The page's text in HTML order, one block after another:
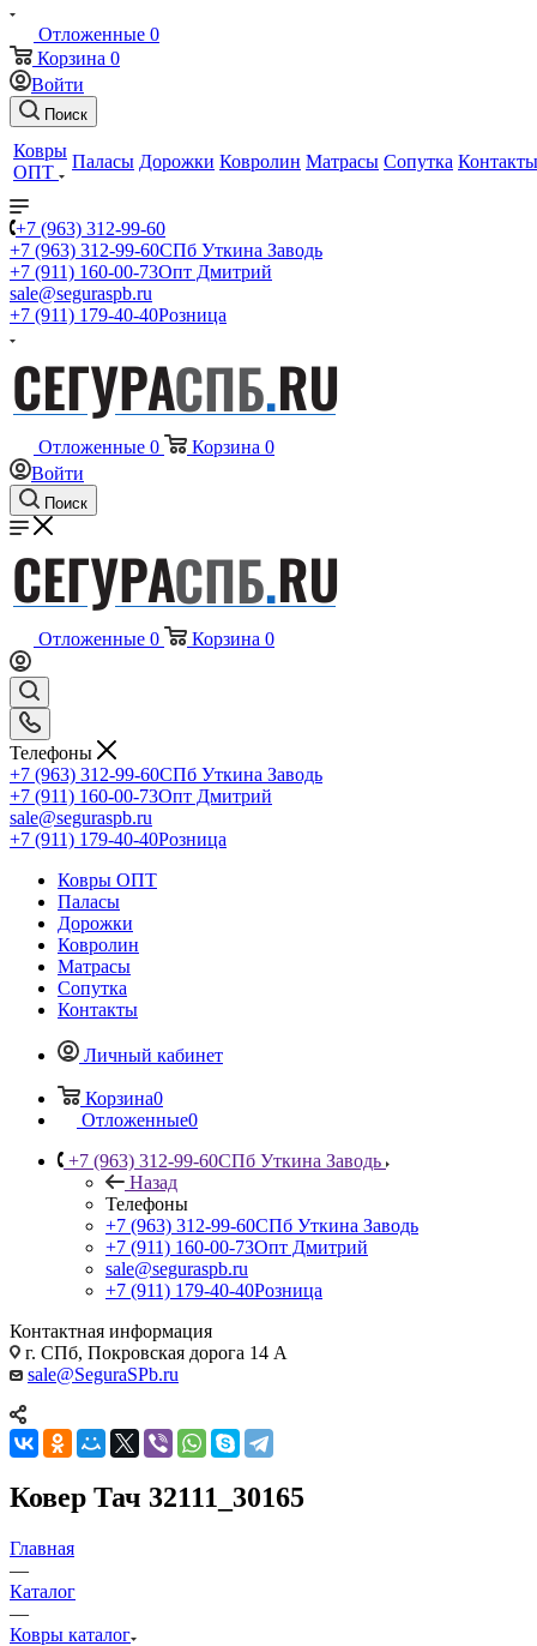
Отложенные 0
Корзина 0
Войти
Поиск
Ковры
ОПТ
Паласы Дорожки Ковролин Матрасы Сопутка Контакты
+7 (963) 312-99-60
+7 (963) 312-99-60СПб Уткина Заводь
+7 (911) 160-00-73Опт Дмитрий
sale@seguraspb.ru
+7 (911) 179-40-40Розница
Отложенные 0 Корзина 0
Войти
Поиск
Отложенные 0 Корзина 0
Телефоны
+7 (963) 312-99-60СПб Уткина Заводь
+7 (911) 160-00-73Опт Дмитрий
sale@seguraspb.ru
+7 (911) 179-40-40Розница
Ковры ОПТ
Паласы
Дорожки
Ковролин
Матрасы
Сопутка
Контакты
Личный кабинет
Корзина0
Отложенные0
+7 (963) 312-99-60СПб Уткина Заводь
Назад
Телефоны
+7 (963) 312-99-60СПб Уткина Заводь
+7 (911) 160-00-73Опт Дмитрий
sale@seguraspb.ru
+7 (911) 179-40-40Розница
Контактная информация
г. СПб, Покровская дорога 14 А
sale@SeguraSPb.ru
Ковер Тач 32111_30165
Главная
—
Каталог
—
Ковры каталог